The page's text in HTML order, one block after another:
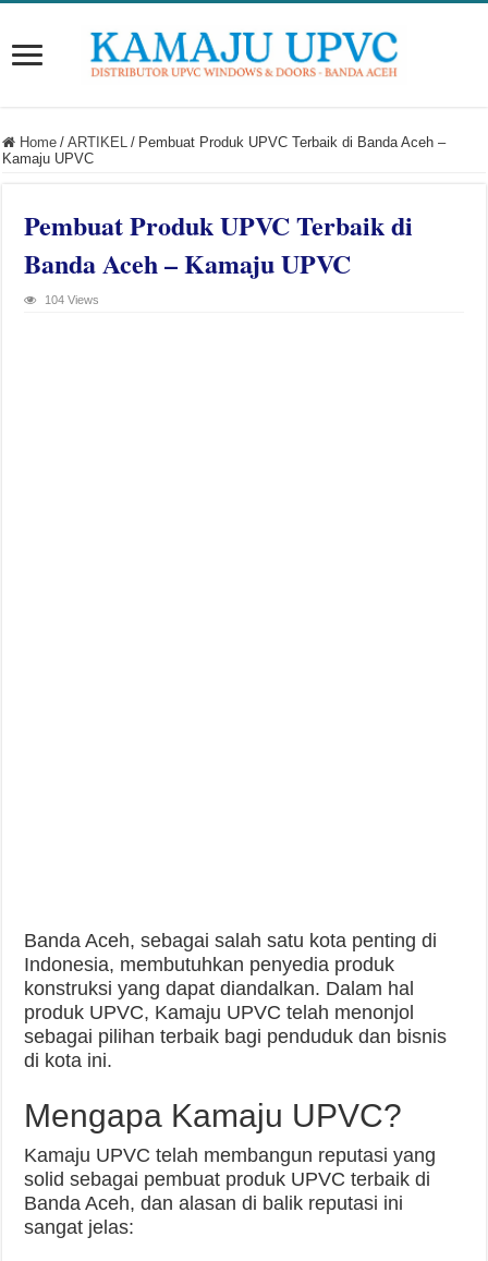
Home / ARTIKEL / Pembuat Produk UPVC Terbaik di Banda Aceh –
Kamaju UPVC
Pembuat Produk UPVC Terbaik di
Banda Aceh – Kamaju UPVC
104 Views
Banda Aceh, sebagai salah satu kota penting di
Indonesia, membutuhkan penyedia produk
konstruksi yang dapat diandalkan. Dalam hal
produk UPVC, Kamaju UPVC telah menonjol
sebagai pilihan terbaik bagi penduduk dan bisnis
di kota ini.
Mengapa Kamaju UPVC?
Kamaju UPVC telah membangun reputasi yang
solid sebagai pembuat produk UPVC terbaik di
Banda Aceh, dan alasan di balik reputasi ini
sangat jelas: